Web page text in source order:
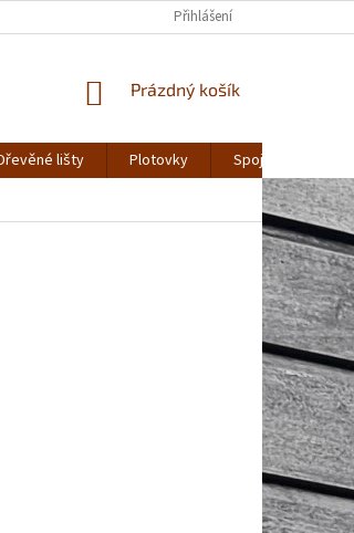
ÚDAJŮ Přihlášení
NÁKUPNÍ
Prázdný košík
lišty Plotovky
Spojovací